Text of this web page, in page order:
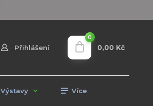
Přihlášení
0
0,00 Kč
Výstavy Více